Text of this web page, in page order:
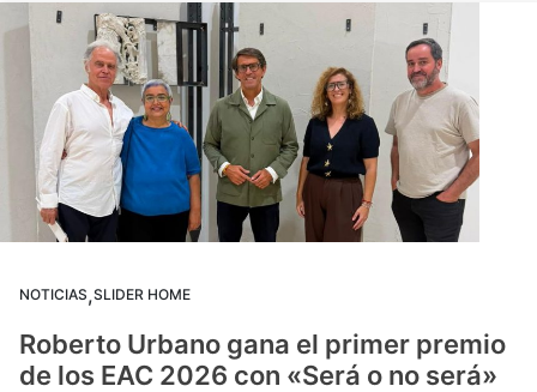
NOTICIAS,SLIDER HOME
Roberto Urbano gana el primer premio
de los EAC 2026 con «Será o no será»